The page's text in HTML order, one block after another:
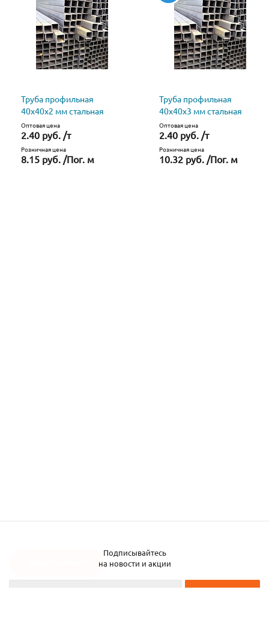
Труба профильная
40х40х2 мм стальная
Оптовая цена
2.40 руб. /т
Розничная цена
8.15 руб. /Пог. м
Труба профильная
40х40х3 мм стальная
Оптовая цена
2.40 руб. /т
Розничная цена
10.32 руб. /Пог. м
Подписывайтесь
на новости и акции